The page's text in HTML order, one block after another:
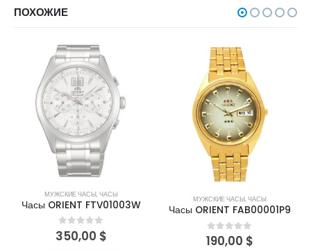
ПОХОЖИЕ
НЕТ В НАЛИЧИИ
МУЖСКИЕ ЧАСЫ,ЧАСЫ
Часы ORIENT FTV01003W
0out of 5
350,00 $
МУЖСКИЕ ЧАСЫ,ЧАСЫ
Часы ORIENT FAB00001P9
0out of 5
190,00 $